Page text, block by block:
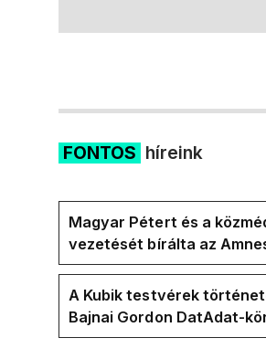
FONTOS híreink
Magyar Pétert és a
vezetését bírálta az
International a
A Kubik testvérek
Bajnai Gordon DatAdat-
az ECDA-n át Magyar